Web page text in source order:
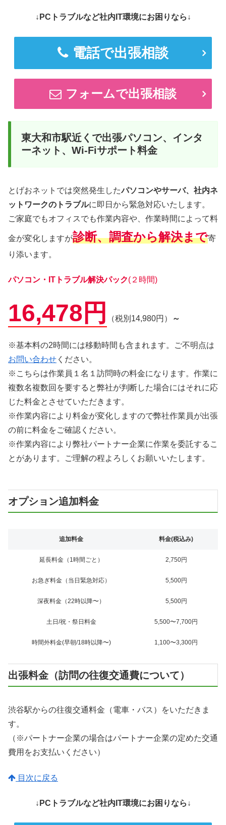
↓PCトラブルなど社内IT環境にお困りなら↓
電話で出張相談
フォームで出張相談
東大和市駅近くで出張パソコン、インタ
ーネット、Wi-Fiサポート料金
とげおネットでは突然発生したパソコンやサーバ、社内ネ
ットワークのトラブルに即日から緊急対応いたします。
ご家庭でもオフィスでも作業内容や、作業時間によって料
金が変化しますが診断、調査から解決まで寄
り添います。
パソコン・ITトラブル解決パック(２時間)
16,478円 （税別14,980円） ～
※基本料の2時間には移動時間も含まれます。ご不明点は
お問い合わせ ください。
※こちらは作業員１名１訪問時の料金になります。作業に
複数名複数回を要すると弊社が判断した場合にはそれに応
じた料金とさせていただきます。
※作業内容により料金が変化しますので弊社作業員が出張
の前に料金をご確認ください。
※作業内容により弊社パートナー企業に作業を委託するこ
とがあります。ご理解の程よろしくお願いいたします。
オプション追加料金
追加料金 料金(税込み)
延長料金（1時間ごと） 2,750円
お急ぎ料金（当日緊急対応） 5,500円
深夜料金（22時以降〜） 5,500円
土日/祝・祭日料金 5,500〜7,700円
時間外料金(早朝/18時以降〜) 1,100〜3,300円
出張料金（訪問の往復交通費について）
渋谷駅からの往復交通料金（電車・バス）をいただきま
す。
（※パートナー企業の場合はパートナー企業の定めた交通
費用をお支払いください）
目次に戻る
↓PCトラブルなど社内IT環境にお困りなら↓